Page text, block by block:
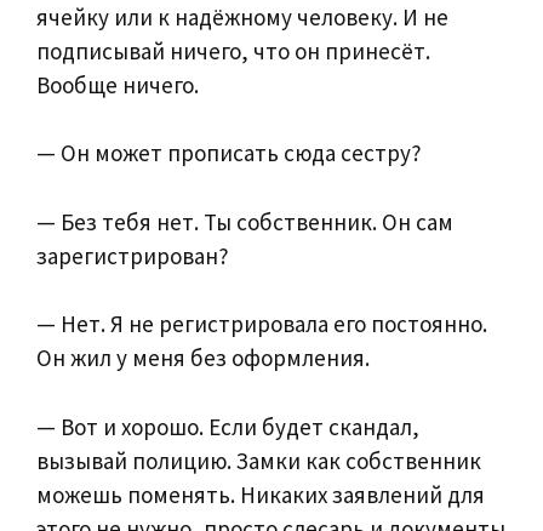
ячейку или к надёжному человеку. И не
подписывай ничего, что он принесёт.
Вообще ничего.
— Он может прописать сюда сестру?
— Без тебя нет. Ты собственник. Он сам
зарегистрирован?
— Нет. Я не регистрировала его постоянно.
Он жил у меня без оформления.
— Вот и хорошо. Если будет скандал,
вызывай полицию. Замки как собственник
можешь поменять. Никаких заявлений для